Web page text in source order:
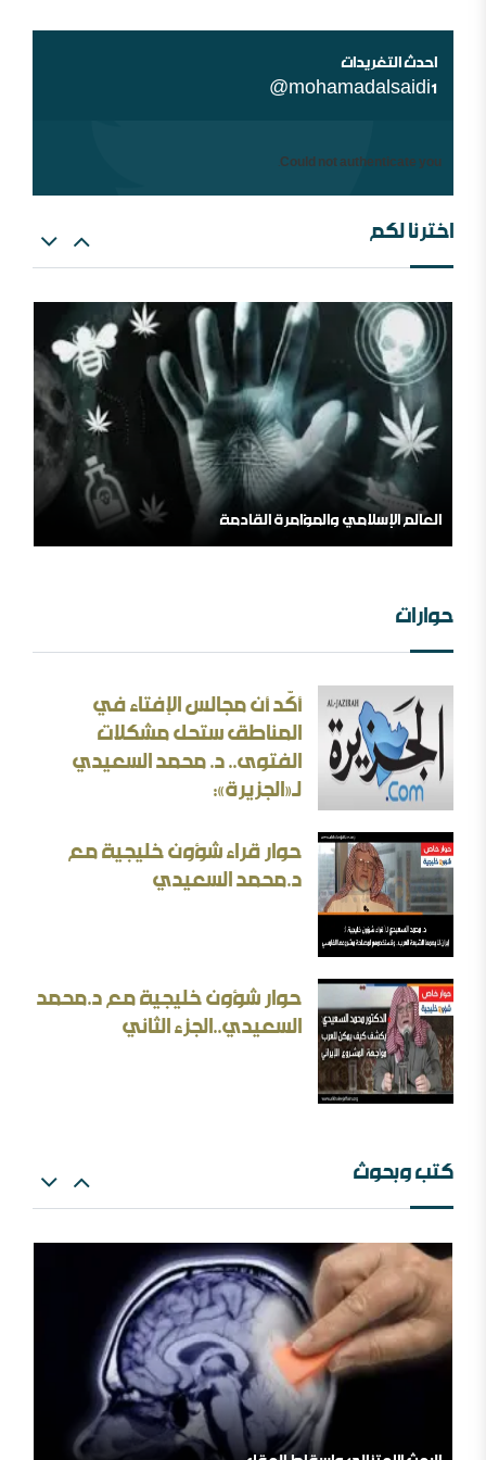
احدث التغريدات
@mohamadalsaidi1
Could not authenticate you.
اخترنا لكم
أين السلفية من الانفصاليين في اليمن
شبهات عن الغلو عند السلفيين . ومنه مقتضبات من مقالات
سابقة
العالم الإسلامي والمؤامرة القادمة
من الهامش إلى المركز السلفية في واقعها الجديد
الأسئلة المنطقية والأجوبة غير المنطقية في الحرب الإيرانية
إيران المسكينة ورد على الأستاذ إلهامي وأحمد الريسوني
حوارات
أكّد أن مجالس الإفتاء في
المناطق ستحل مشكلات
الفتوى.. د. محمد السعيدي
لـ«الجزيرة»:
حوار قراء شؤون خليجية مع
د.محمد السعيدي
حوار شؤون خليجية مع د.محمد
السعيدي..الجزء الثاني
كتب وبحوث
بحث: الإلزام بالمذهب في الفتيا والقضاء والتعليم